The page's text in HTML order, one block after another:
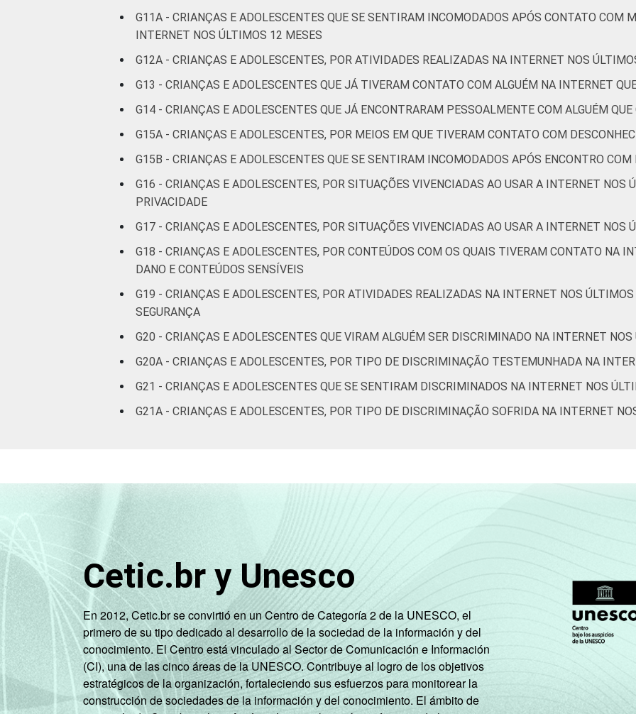
Não respondeu 13
C 22
DE 23
Fonte: CGI.br/NIC.br, Centro Regional de Estudos para o Desenvolvimento da Sociedade da
por Crianças e Adolescentes no Brasil – TIC Kids Online Brasil 2017.
G11A - CRIANÇAS E ADOLESCENTES QUE SE SENTIRAM INCOMODADOS APÓS CONTATO COM
INTERNET NOS ÚLTIMOS 12 MESES
G12A - CRIANÇAS E ADOLESCENTES, POR ATIVIDADES REALIZADAS NA INTERNET NOS
G13 - CRIANÇAS E ADOLESCENTES QUE JÁ TIVERAM CONTATO COM ALGUÉM NA INTERNET
G14 - CRIANÇAS E ADOLESCENTES QUE JÁ ENCONTRARAM PESSOALMENTE COM ALGUÉM
G15A - CRIANÇAS E ADOLESCENTES, POR MEIOS EM QUE TIVERAM CONTATO COM
G15B - CRIANÇAS E ADOLESCENTES QUE SE SENTIRAM INCOMODADOS APÓS ENCONTRO COM
G16 - CRIANÇAS E ADOLESCENTES, POR SITUAÇÕES VIVENCIADAS AO USAR A INTERNET NOS
PRIVACIDADE
G17 - CRIANÇAS E ADOLESCENTES, POR SITUAÇÕES VIVENCIADAS AO USAR A INTERNET NOS
G18 - CRIANÇAS E ADOLESCENTES, POR CONTEÚDOS COM OS QUAIS TIVERAM CONTATO NA
DANO E CONTEÚDOS SENSÍVEIS
G19 - CRIANÇAS E ADOLESCENTES, POR ATIVIDADES REALIZADAS NA INTERNET NOS
SEGURANÇA
G20 - CRIANÇAS E ADOLESCENTES QUE VIRAM ALGUÉM SER DISCRIMINADO NA INTERNET
G20A - CRIANÇAS E ADOLESCENTES, POR TIPO DE DISCRIMINAÇÃO TESTEMUNHADA NA
G21 - CRIANÇAS E ADOLESCENTES QUE SE SENTIRAM DISCRIMINADOS NA INTERNET NOS
G21A - CRIANÇAS E ADOLESCENTES, POR TIPO DE DISCRIMINAÇÃO SOFRIDA NA INTERNET
Cetic.br y Unesco
En 2012, Cetic.br se convirtió en un Centro de Categoría 2 de la UNESCO, el
primero de su tipo dedicado al desarrollo de la sociedad de la información y del
conocimiento. El Centro está vinculado al Sector de Comunicación e Información
(CI), una de las cinco áreas de la UNESCO. Contribuye al logro de los objetivos
estratégicos de la organización, fortaleciendo sus esfuerzos para monitorear la
construcción de sociedades de la información y del conocimiento. El ámbito de